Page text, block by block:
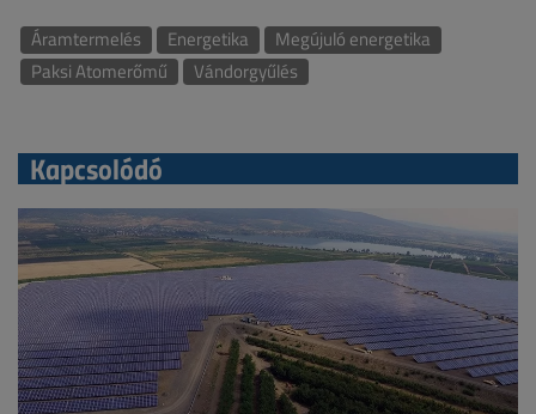
Áramtermelés Energetika
Megújuló energetika
Paksi Atomerőmű
Vándorgyűlés
Kapcsolódó